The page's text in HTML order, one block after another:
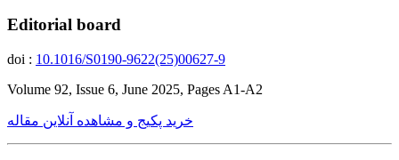
Editorial board
doi : 10.1016/S0190-9622(25)00627-9
Volume 92, Issue 6, June 2025, Pages A1-A2
خرید پکیج و مشاهده آنلاین مقاله